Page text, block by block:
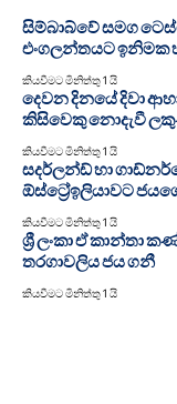
සිම්බාබ්වේ සමග
එංගලන්තයට ඉනිමක
කියවීමට මිනිත්තු 1 යි
දෙවන දිනයේ දිවා
කිසිවෙකු නොදැවී
කියවීමට මිනිත්තු 1 යි
සදර්ලන්ඩ් හා
ඕස්ට්‍රේඉලියාවට
කියවීමට මිනිත්තු 1 යි
ශ්‍රී ලංකා ඒ කාන්තා
තරගාවලිය ජය ගනී
කියවීමට මිනිත්තු 1 යි